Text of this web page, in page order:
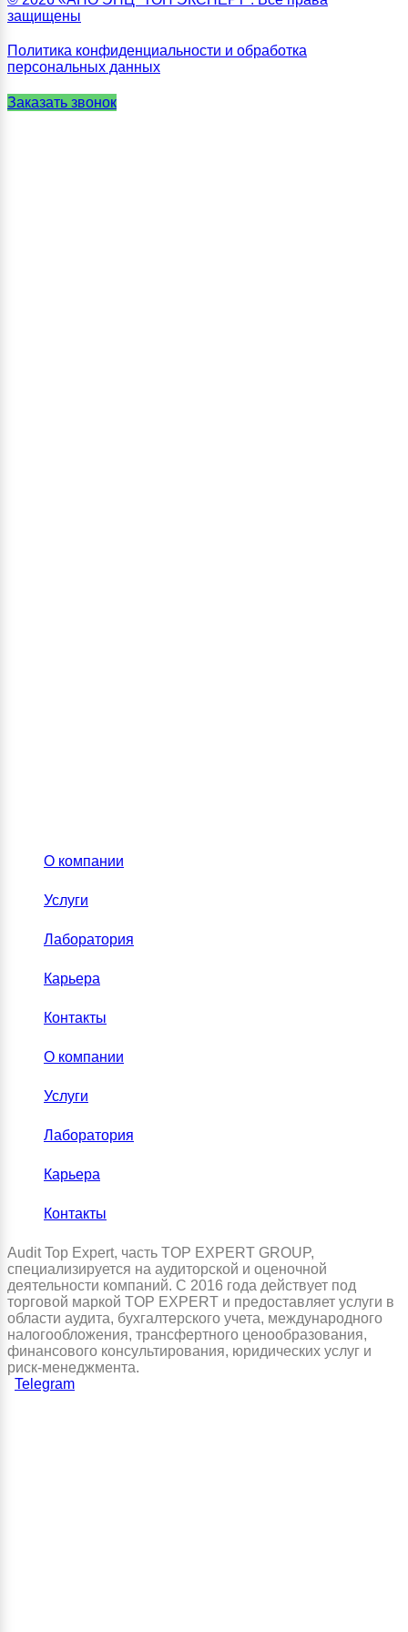
защищены
Политика конфиденциальности и обработка
персональных данных
Заказать звонок
О компании
Услуги
Лаборатория
Карьера
Контакты
О компании
Услуги
Лаборатория
Карьера
Контакты
Audit Top Expert, часть TOP EXPERT GROUP,
специализируется на аудиторской и оценочной
деятельности компаний. С 2016 года действует под
торговой маркой TOP EXPERT и предоставляет услуги в
области аудита, бухгалтерского учета, международного
налогообложения, трансфертного ценообразования,
финансового консультирования, юридических услуг и
риск-менеджмента.
Telegram